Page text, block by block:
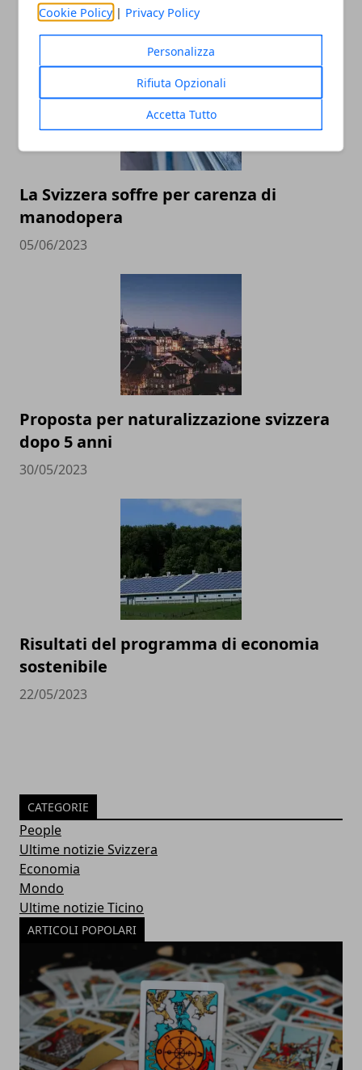
Cookie Policy | Privacy Policy
Personalizza
Rifiuta Opzionali
Accetta Tutto
ARTICOLI CORRELATI
La Svizzera soffre per carenza di
manodopera
05/06/2023
Proposta per naturalizzazione svizzera
dopo 5 anni
30/05/2023
Risultati del programma di economia
sostenibile
22/05/2023
CATEGORIE
People
Ultime notizie Svizzera
Economia
Mondo
Ultime notizie Ticino
ARTICOLI POPOLARI